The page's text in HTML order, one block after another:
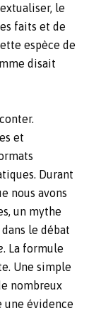
le
faits et de
espèce de
disait
et
Durant
nous avons
un mythe
le débat
. La formule
Une simple
nombreux
une évidence